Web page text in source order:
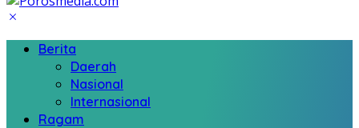
Berita
Daerah
Nasional
Internasional
Ragam